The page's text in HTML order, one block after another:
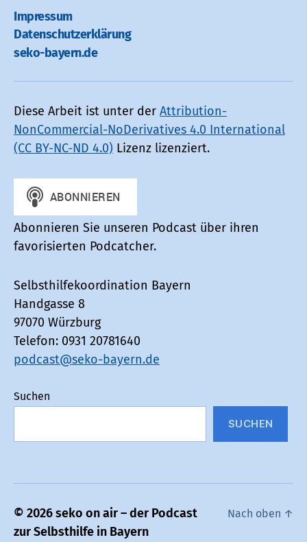
Impressum
Datenschutz­erklärung
seko-bayern.de
Diese Arbeit ist unter der Attribution-
NonCommercial-NoDerivatives 4.0 International
(CC BY-NC-ND 4.0) Lizenz lizenziert.
Abonnieren Sie unseren Podcast über ihren
favorisierten Podcatcher.
Selbsthilfekoordination Bayern
Handgasse 8
97070 Würzburg
Telefon: 0931 20781640
podcast@seko-bayern.de
Suchen
SUCHEN
© 2026seko on air – der Podcast
zur Selbsthilfe in Bayern
Nach oben ↑